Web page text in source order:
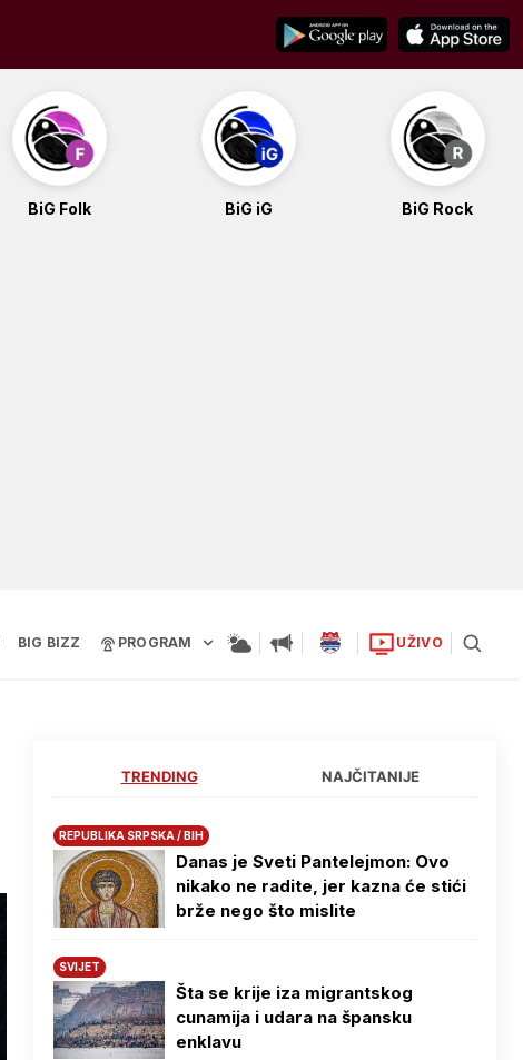
BiG Folk BiG iG BiG Rock
BIG BIZZ PROGRAM UŽIVO
TRENDING NAJČITANIJE
REPUBLIKA SRPSKA / BIH
Danas je Sveti Pantelejmon: Ovo
nikako ne radite, jer kazna će stići
brže nego što mislite
SVIJET
Šta se krije iza migrantskog
cunamija i udara na špansku
enklavu